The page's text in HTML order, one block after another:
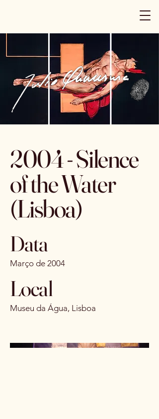
2004 - Silence
of the Water
(Lisboa)
Data
Março de 2004
Local
Museu da Água, Lisboa